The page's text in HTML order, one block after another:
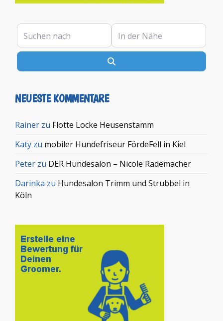
Suchen nach In der Nähe
NEUESTE KOMMENTARE
Rainer zu Flotte Locke Heusenstamm
Katy zu mobiler Hundefriseur FördeFell in Kiel
Peter zu DER Hundesalon – Nicole Rademacher
Darinka zu Hundesalon Trimm und Strubbel in
Köln